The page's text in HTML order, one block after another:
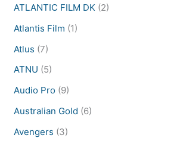
ATLANTIC FILM DK (2)
Atlantis Film (1)
Atlus (7)
ATNU (5)
Audio Pro (9)
Australian Gold (6)
Avengers (3)